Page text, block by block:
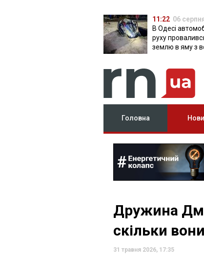
11:22 06
В Одесі
руху
землю в яму з
Головна
Дружина
скільки
31 травня 2026, 17:35